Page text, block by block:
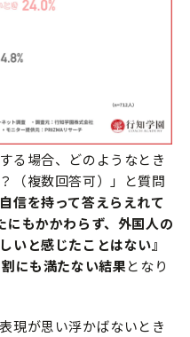
る場合、どのようなとき
（複数回答可）」と質問
自信を持って答えらえれて
にもかかわらず、外国人の
いと感じたことはない』
にも満たない結果となり
現が思い浮かばないとき